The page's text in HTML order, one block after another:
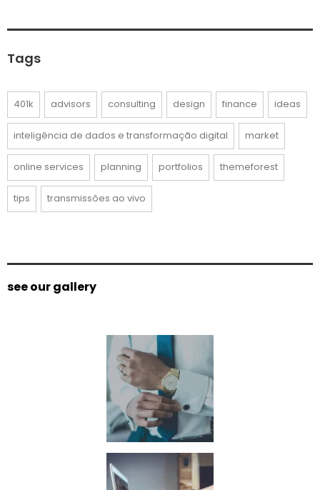
Tags
401k advisors consulting design finance ideas
inteligência de dados e transformação digital market
online services planning portfolios themeforest
tips transmissões ao vivo
see our gallery